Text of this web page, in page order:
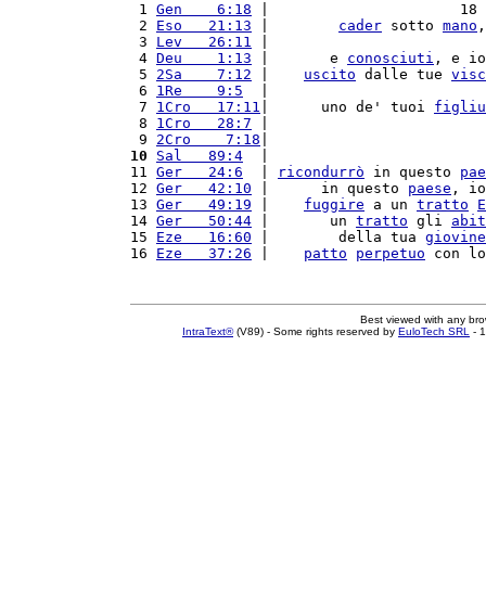
1 Gen    6:18 |                      18
2 Eso   21:13 cader sotto mano
3 Lev   26:11
4 Deu    1:13 |       e conosciuti , e
5 2Sa    7:12 uscito dalle tue
6 1Re    9:5
7 1Cro   17:11 |      uno de' tuoi
8 1Cro   28:7
9 2Cro    7:18
10
Sal   89:4
11 Ger   24:6 ricondurrò in questo
12 Ger   42:10 |      in questo paese ,
13 Ger   49:19 fuggire a un tratto
14 Ger   50:44 |       un tratto gli
15 Eze   16:60 |        della tua
16 Eze   37:26 patto perpetuo con
Best viewed with any
IntraText®(V89) - Some rights reserved by EuloTech SRL -